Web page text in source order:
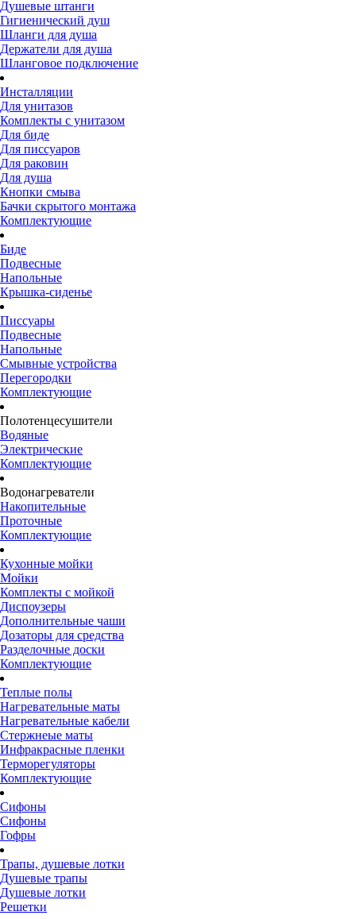
Душевые штанги
Гигиенический душ
Шланги для душа
Держатели для душа
Шланговое подключение
Инсталляции
Для унитазов
Комплекты с унитазом
Для биде
Для писсуаров
Для раковин
Для душа
Кнопки смыва
Бачки скрытого монтажа
Комплектующие
Биде
Подвесные
Напольные
Крышка-сиденье
Писсуары
Подвесные
Напольные
Смывные устройства
Перегородки
Комплектующие
Полотенцесушители
Водяные
Электрические
Комплектующие
Водонагреватели
Накопительные
Проточные
Комплектующие
Кухонные мойки
Мойки
Комплекты с мойкой
Диспоузеры
Дополнительные чаши
Дозаторы для средства
Разделочные доски
Комплектующие
Теплые полы
Нагревательные маты
Нагревательные кабели
Стержнеые маты
Инфракрасные пленки
Терморегуляторы
Комплектующие
Сифоны
Сифоны
Гофры
Трапы, душевые лотки
Душевые трапы
Душевые лотки
Решетки